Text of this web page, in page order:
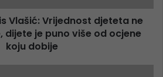
Vlašić: Vrijednost djeteta ne
dijete je puno više od ocjene
koju dobije